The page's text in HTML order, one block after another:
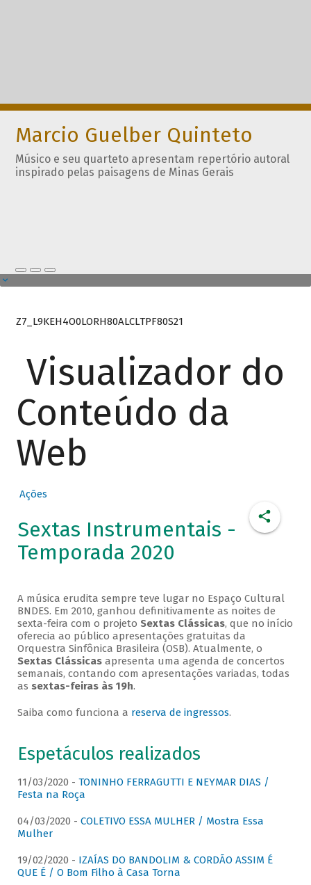
Marcio Guelber Quinteto
Músico e seu quarteto apresentam repertório autoral
inspirado pelas paisagens de Minas Gerais
Z7_L9KEH4O0LORH80ALCLTPF80S21
Visualizador do
Conteúdo da
Web
Ações
Sextas Instrumentais -
Temporada 2020
A música erudita sempre teve lugar no Espaço Cultural
BNDES. Em 2010, ganhou definitivamente as noites de
sexta-feira com o projeto Sextas Clássicas, que no início
oferecia ao público apresentações gratuitas da
Orquestra Sinfônica Brasileira (OSB). Atualmente, o
Sextas Clássicasapresenta uma agenda de concertos
semanais, contando com apresentações variadas, todas
as sextas-feiras às 19h.
Saiba como funciona a reserva de ingressos.
Espetáculos realizados
11/03/2020 - TONINHO FERRAGUTTI E NEYMAR DIAS /
Festa na Roça
04/03/2020 - COLETIVO ESSA MULHER / Mostra Essa
Mulher
19/02/2020 - IZAÍAS DO BANDOLIM & CORDÃO ASSIM É
QUE É / O Bom Filho à Casa Torna